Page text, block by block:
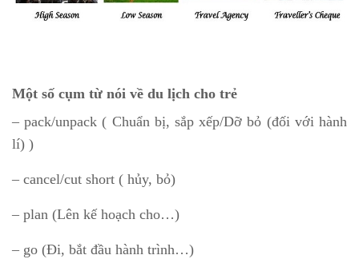
Một số cụm từ nói về du lịch cho trẻ
– pack/unpack ( Chuẩn bị, sắp xếp/Dỡ bỏ (đối với hành
lí) )
– cancel/cut short ( hủy, bỏ)
– plan (Lên kế hoạch cho…)
– go (Đi, bắt đầu hành trình…)